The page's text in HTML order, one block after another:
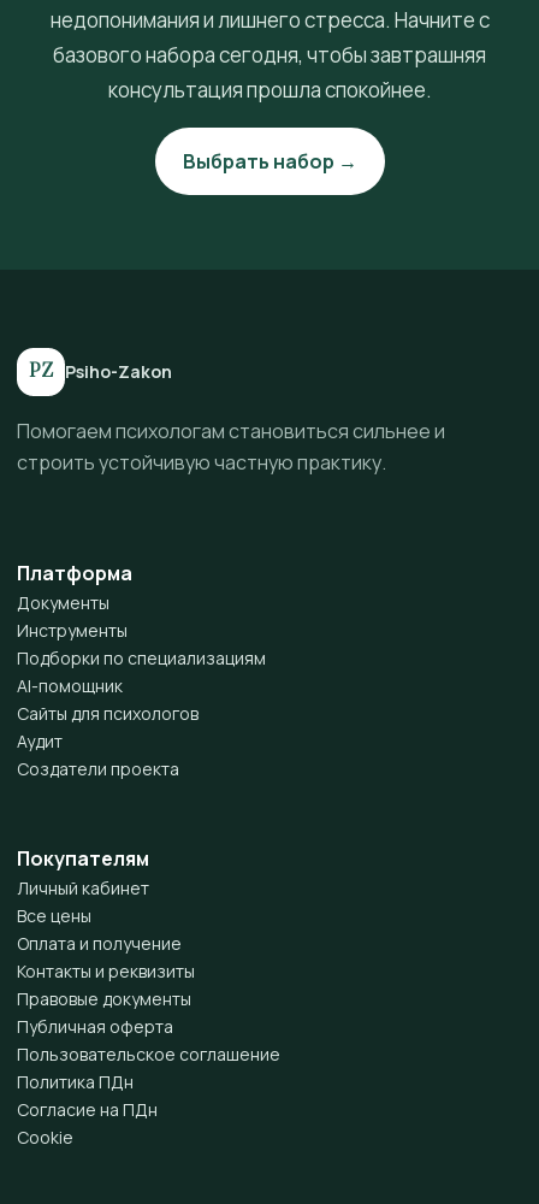
недопонимания и лишнего стресса. Начните с
базового набора сегодня, чтобы завтрашняя
консультация прошла спокойнее.
Выбрать набор →
PZ Psiho-Zakon
Помогаем психологам становиться сильнее и
строить устойчивую частную практику.
Платформа
Документы
Инструменты
Подборки по специализациям
AI-помощник
Сайты для психологов
Аудит
Создатели проекта
Покупателям
Личный кабинет
Все цены
Оплата и получение
Контакты и реквизиты
Правовые документы
Публичная оферта
Пользовательское соглашение
Политика ПДн
Согласие на ПДн
Cookie